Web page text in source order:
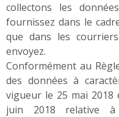
collectons les
fournissez dans le
que dans les
envoyez.
Conformément au
des données à
vigueur le 25 mai 2018
juin 2018 relative